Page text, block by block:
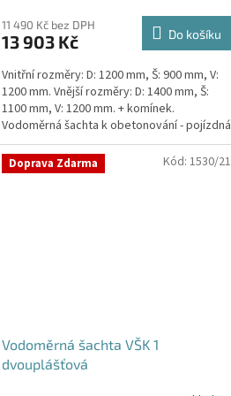
produktu
je
z
5
hvězdiček.
11 490 Kč bez DPH
13 903 Kč Do košíku
Vnitřní rozměry: D: 1200 mm, Š: 900 mm, V:
1200 mm. Vnější rozměry: D: 1400 mm, Š:
1100 mm, V: 1200 mm. + komínek.
Vodoměrná šachta k obetonování - pojízdná
i pod...
Doprava Zdarma
Vodoměrná šachta VŠK 1
dvouplášťová
Kód: 1530/21